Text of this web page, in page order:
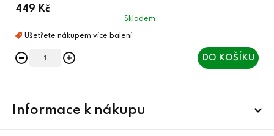
449 Kč
Skladem
DO KOŠÍKU
Informace k nákupu